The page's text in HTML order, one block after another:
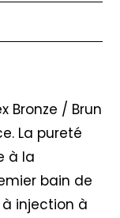
Bronze / Brun
La pureté
à la
bain de
injection à